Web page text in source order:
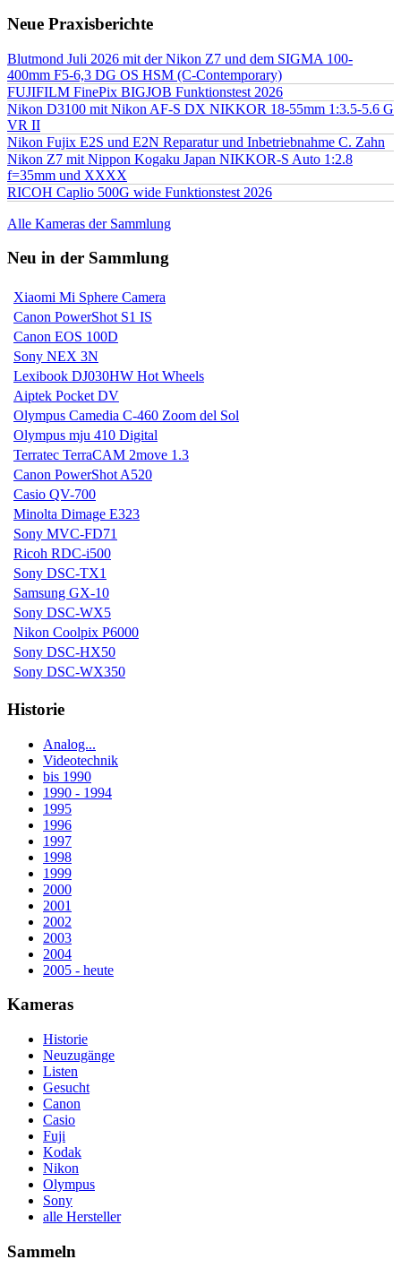
Neue Praxisberichte
Blutmond Juli 2026 mit der Nikon Z7 und dem SIGMA 100-
400mm F5-6,3 DG OS HSM (C-Contemporary)
FUJIFILM FinePix BIGJOB Funktionstest 2026
Nikon D3100 mit Nikon AF-S DX NIKKOR 18-55mm 1:3.5-5.6 G
VR II
Nikon Fujix E2S und E2N Reparatur und Inbetriebnahme C. Zahn
Nikon Z7 mit Nippon Kogaku Japan NIKKOR-S Auto 1:2.8
f=35mm und XXXX
RICOH Caplio 500G wide Funktionstest 2026
Alle Kameras der Sammlung
Neu in der Sammlung
Xiaomi Mi Sphere Camera
Canon PowerShot S1 IS
Canon EOS 100D
Sony NEX 3N
Lexibook DJ030HW Hot Wheels
Aiptek Pocket DV
Olympus Camedia C-460 Zoom del Sol
Olympus mju 410 Digital
Terratec TerraCAM 2move 1.3
Canon PowerShot A520
Casio QV-700
Minolta Dimage E323
Sony MVC-FD71
Ricoh RDC-i500
Sony DSC-TX1
Samsung GX-10
Sony DSC-WX5
Nikon Coolpix P6000
Sony DSC-HX50
Sony DSC-WX350
Historie
Analog...
Videotechnik
bis 1990
1990 - 1994
1995
1996
1997
1998
1999
2000
2001
2002
2003
2004
2005 - heute
Kameras
Historie
Neuzugänge
Listen
Gesucht
Canon
Casio
Fuji
Kodak
Nikon
Olympus
Sony
alle Hersteller
Sammeln